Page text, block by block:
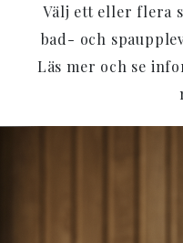
Välj ett eller flera
bad- och
Läs mer och se